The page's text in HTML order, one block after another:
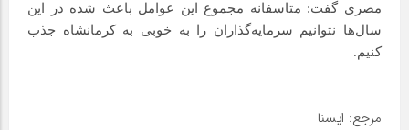
مصری گفت: متاسفانه مجموع این عوامل باعث شده در این
سال‌ها نتوانیم سرمایه‌گذاران را به خوبی به کرمانشاه جذب
کنیم.
مرجع: ایسنا